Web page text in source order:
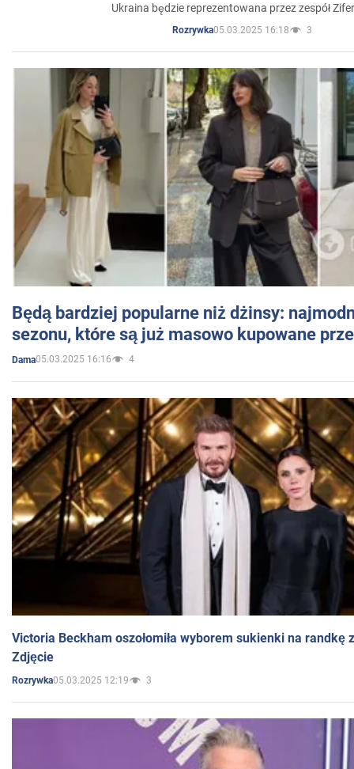
Ukraina będzie reprezentowana przez zespół
Rozrywka05.03.2025 16:18 3
Będą bardziej popularne niż dżinsy:
sezonu, które są już masowo kupowane
Dama05.03.2025 16:16 4
Victoria Beckham oszołomiła wyborem sukienki na randkę
Zdjęcie
Rozrywka05.03.2025 12:19 3